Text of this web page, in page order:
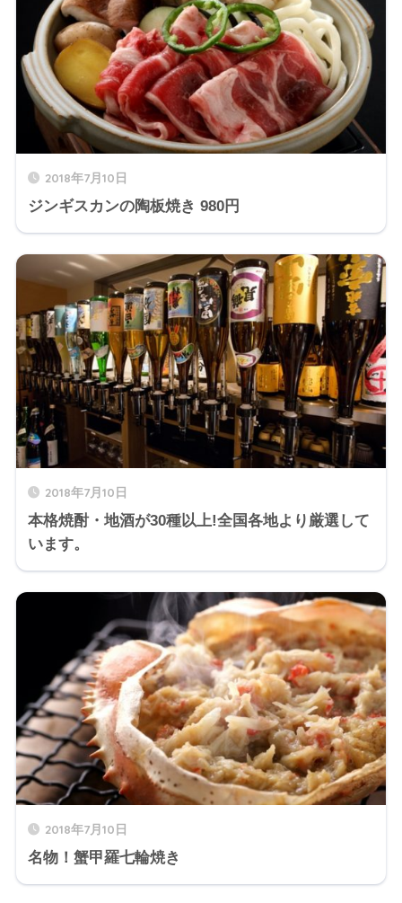
2018年7月10日
ジンギスカンの陶板焼き 980円
2018年7月10日
本格焼酎・地酒が30種以上!全国各地より厳選して
います。
2018年7月10日
名物！蟹甲羅七輪焼き